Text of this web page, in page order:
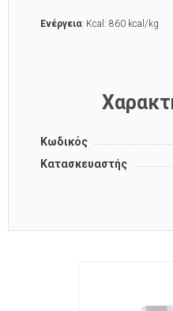
Ενέργεια: Kcal: 860 kcal/kg
Κωδικός
Κατασκευαστής